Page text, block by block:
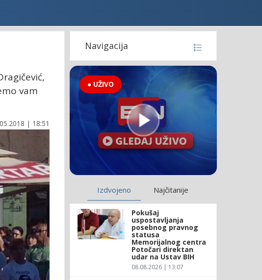
vam
| 18:51
Navigacija
● UŽIVO
Izdvojeno Najčitanije
Pokušaj
uspostavljanja
posebnog pravnog
statusa
Memorijalnog centra
Potočari direktan
udar na Ustav BIH
08.08.2026 | 13:07